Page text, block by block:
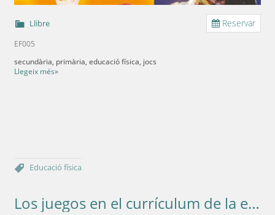
Reservar
Llibre
EF005
secundària, primària, educació física, jocs
Llegeix més»
Educació física
Los juegos en el currículum de la educación física (Más de 1000 juegos para el desarrollo motor)